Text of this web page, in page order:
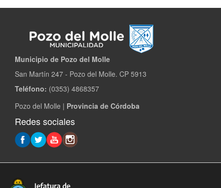
Municipio de Pozo del Molle​
San Martín 247 - Pozo del Molle. CP 5913
Teléfono: (0353) 4868357
Pozo del Molle | Provincia de Córdoba
Redes sociales